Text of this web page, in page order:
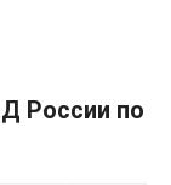
России по